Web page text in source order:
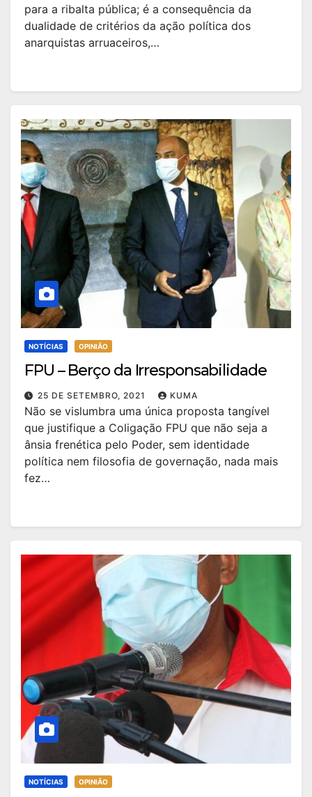
para a ribalta pública; é a consequência da
dualidade de critérios da ação política dos
anarquistas arruaceiros,…
NOTÍCIAS OPINIÃO
FPU – Berço da Irresponsabilidade
25 DE SETEMBRO, 2021 KUMA
Não se vislumbra uma única proposta tangível
que justifique a Coligação FPU que não seja a
ânsia frenética pelo Poder, sem identidade
política nem filosofia de governação, nada mais
fez…
NOTÍCIAS OPINIÃO